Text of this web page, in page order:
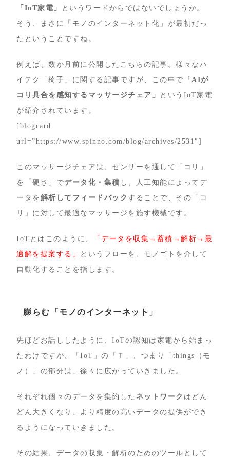
「IoT家電」
というワードからではないでしょうか。
そう、まさに「モノのインターネット化」が最初だっ
たということですね。
例えば、数か月前に公開したこちらの記事。様々なハ
イテク「椅子」に関する記事ですが、この中で
「AIが
コリ具合を感知するマッサージチェア」
というIoT家電
が紹介されています。
[blogcard
url=”https://www.spinno.com/blog/archives/2531″]
このマッサージチェアは、センサーを通して「コリ」
を「硬さ」でデータ化・集積 し、人工知能によってデ
ータを 解析してフィードバックすることで、その「コ
リ」に対して最適なマッサージを施す機械です。
IoTとはこのように、
「データを収集→蓄積→解析→最
適解を提案する」
というフローを、モノゴトを介して
自動化することを指します。
膨らむ「モノのインターネット」
先ほどお話ししたように、IoTの認知は家電から始まっ
たわけですが、「IoT」の「Ｔ」、つまり「things（モ
ノ）」の部分は、徐々に広がっていきました。
それぞれ個々のデータを集約した ネットワーク はどん
どん大きくなり、より精度の高いデータの提供ができ
るようになっていきました。
その結果、データの収集・解析のためのツールとして